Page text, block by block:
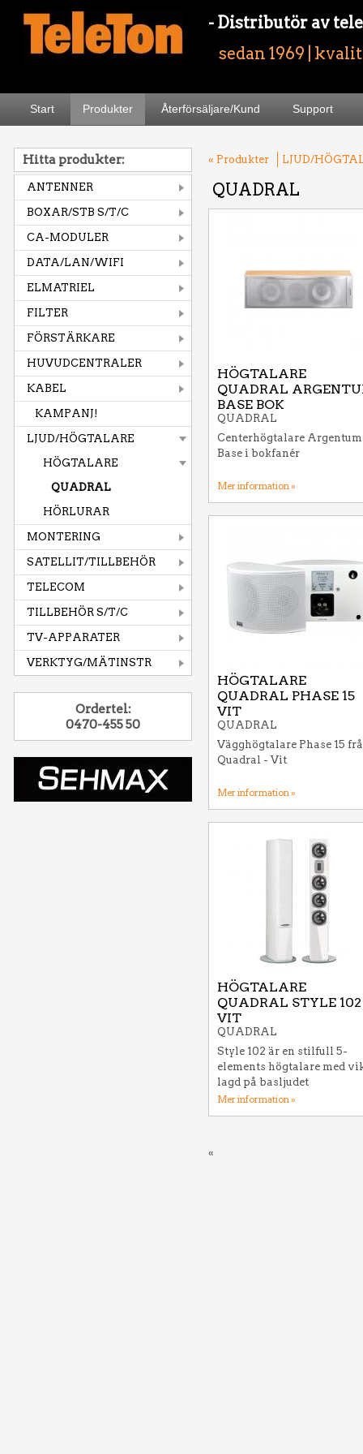
- Distributör av
sedan 1969 |
Start Produkter Återförsäljare/Kund Support
Hitta produkter:
ANTENNER
BOXAR/STB S/T/C
CA-MODULER
DATA/LAN/WIFI
ELMATRIEL
FILTER
FÖRSTÄRKARE
HUVUDCENTRALER
KABEL
KAMPANJ!
LJUD/HÖGTALARE
HÖGTALARE
QUADRAL
HÖRLURAR
MONTERING
SATELLIT/TILLBEHÖR
TELECOM
TILLBEHÖR S/T/C
TV-APPARATER
VERKTYG/MÄTINSTR
Ordertel:
0470-455 50
« Produkter LJUD/
QUADRAL
HÖGTALARE
QUADRAL
BASE BOK
QUADRAL
Centerhögtalare Argentum
Base i bokfanér
Mer information »
HÖGTALARE
QUADRAL PHASE 15
VIT
QUADRAL
Vägghögtalare Phase 15
Quadral - Vit
Mer information »
HÖGTALARE
QUADRAL STYLE 102
VIT
QUADRAL
Style 102 är en stilfull 5-
elements högtalare med
lagd på basljudet
Mer information »
«